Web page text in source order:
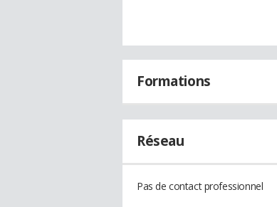
Formations
Réseau
Pas de contact professionnel